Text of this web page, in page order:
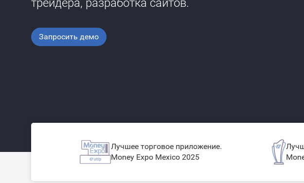
трейдера, разработка сайтов.
Запросить демо
Лучшее торговое приложение.
Money Expo Mexico 2025